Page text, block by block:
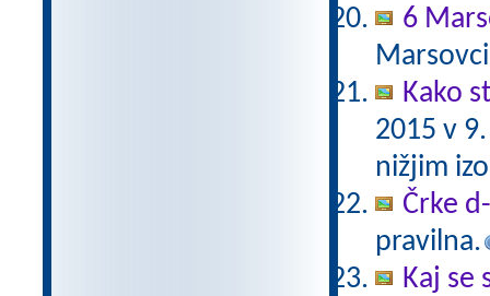
6
Kako
2015 v
nižjim
Črke
pravilna.
Kaj se